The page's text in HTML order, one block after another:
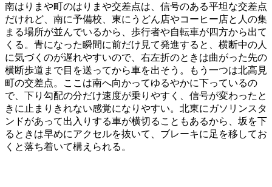
南はりまや町のはりまや交差点は、信号のある平坦な交差点
だけれど、南に予備校、東にうどん店やコーヒー店と人の集
まる場所が並んでいるから、歩行者や自転車が四方から出て
くる。青になった瞬間に前だけ見て発進すると、横断中の人
に気づくのが遅れやすいので、右左折のときは曲がった先の
横断歩道まで目を送ってから車を出そう。もう一つは北高見
町の交差点。ここは南へ向かってゆるやかに下っているの
で、下り勾配の分だけ速度が乗りやすく、信号が変わったと
きに止まりきれない感覚になりやすい。北東にガソリンスタ
ンドがあって出入りする車が横切ることもあるから、坂を下
るときは早めにアクセルを抜いて、ブレーキに足を移してお
くと落ち着いて構えられる。